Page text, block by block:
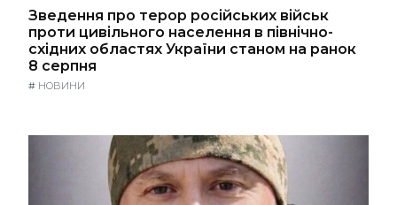
Зведення про терор російських військ
проти цивільного населення в північно-
східних областях України станом на ранок
8 серпня
# НОВИНИ